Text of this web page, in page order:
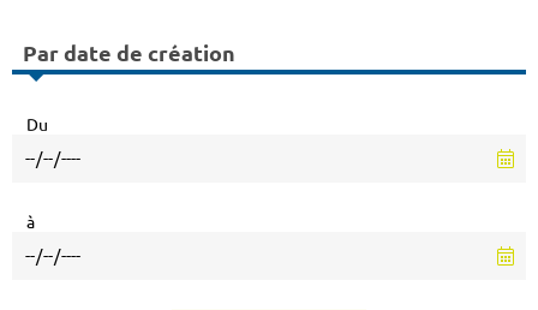
Par date de création
Du
à